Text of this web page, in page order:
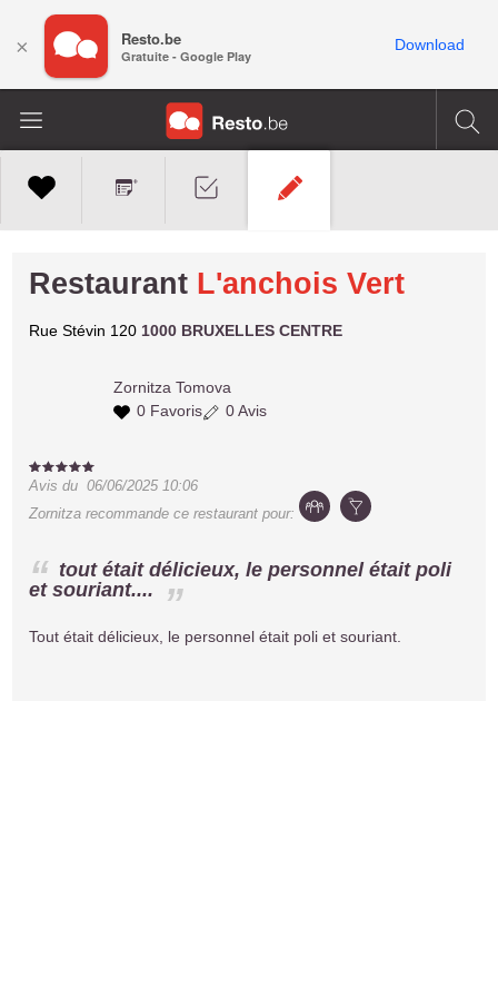
Restaurant L'anchois Vert
Rue Stévin 120 1000 BRUXELLES CENTRE
Zornitza Tomova
0 Favoris
0 Avis
Avis du06/06/2025 10:06
Zornitza recommande ce restaurant pour:
tout était délicieux, le personnel était poli
et souriant....
Tout était délicieux, le personnel était poli et souriant.
× Resto.be
Gratuite - Google Play
Download